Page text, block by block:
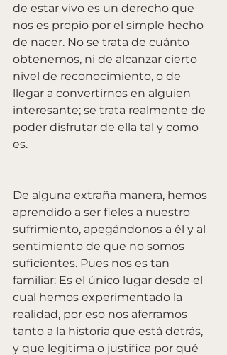
de estar vivo es un derecho que
nos es propio por el simple hecho
de nacer. No se trata de cuánto
obtenemos, ni de alcanzar cierto
nivel de reconocimiento, o de
llegar a convertirnos en alguien
interesante; se trata realmente de
poder disfrutar de ella tal y como
es.
De alguna extraña manera, hemos
aprendido a ser fieles a nuestro
sufrimiento, apegándonos a él y al
sentimiento de que no somos
suficientes. Pues nos es tan
familiar: Es el único lugar desde el
cual hemos experimentado la
realidad, por eso nos aferramos
tanto a la historia que está detrás,
y que legitima o justifica por qué